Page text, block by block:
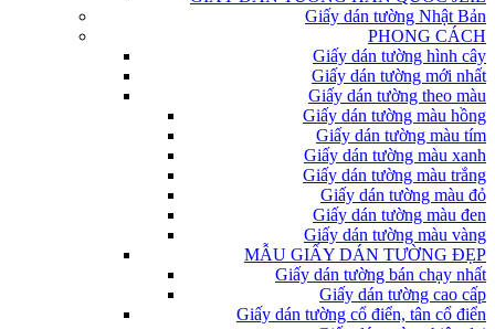
Giấy dán tường Nhật Bản
PHONG CÁCH
Giấy dán tường hình cây
Giấy dán tường mới nhất
Giấy dán tường theo màu
Giấy dán tường màu hồng
Giấy dán tường màu tím
Giấy dán tường màu xanh
Giấy dán tường màu trắng
Giấy dán tường màu đỏ
Giấy dán tường màu đen
Giấy dán tường màu vàng
MẪU GIẤY DÁN TƯỜNG ĐẸP
Giấy dán tường bán chạy nhất
Giấy dán tường cao cấp
Giấy dán tường cổ điển, tân cổ điển